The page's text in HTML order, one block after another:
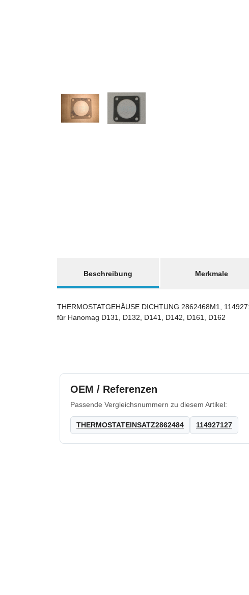
Beschreibung
Merkmale
THERMOSTATGEHÄUSE DICHTUNG 2862468M1,
für Hanomag D131, D132, D141, D142, D161, D162
OEM / Referenzen
Passende Vergleichsnummern zu diesem Artikel:
THERMOSTATEINSATZ2862484 114927127